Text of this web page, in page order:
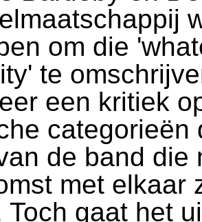
om die
te
een kritiek
categorieën
de band die
met elkaar
Toch gaat het